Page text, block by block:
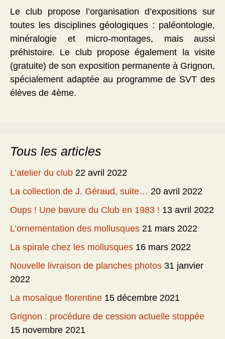
Le club propose l’organisation d’expositions sur
toutes les disciplines géologiques : paléontologie,
minéralogie et micro-montages, mais aussi
préhistoire. Le club propose également la visite
(gratuite) de son exposition permanente à Grignon,
spécialement adaptée au programme de SVT des
élèves de 4ème.
Tous les articles
L’atelier du club 22 avril 2022
La collection de J. Géraud, suite… 20 avril 2022
Oups ! Une bavure du Club en 1983 ! 13 avril 2022
L’ornementation des mollusques 21 mars 2022
La spirale chez les mollusques 16 mars 2022
Nouvelle livraison de planches photos 31 janvier
2022
La mosaïque florentine 15 décembre 2021
Grignon : procédure de cession actuelle stoppée
15 novembre 2021